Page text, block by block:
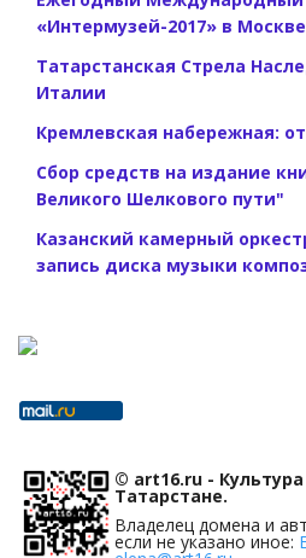
«Интермузей-2017» в Москве
Татарстанская Стрела
Италии
Кремлевская набережная:
Сбор средств на издание
Великого Шелкового пути"
Казанский камерный
запись диска музыки
© art16.ru -
Татарстане.
Владелец домена и
если не указано иное: